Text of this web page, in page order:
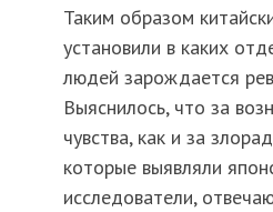
Таким образом
установили в каких
людей зарождается
Выяснилось, что за
чувства, как и за
которые выявляли
исследователи,